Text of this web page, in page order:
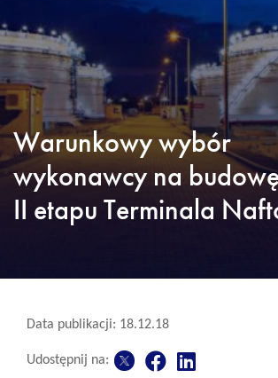
Warunkowy wybór
wykonawcy na
II etapu Terminala
Data publikacji: 18.12.18
Udostępnij na: